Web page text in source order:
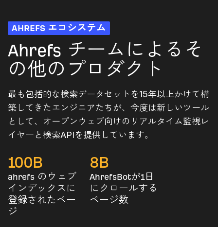
AHREFS エコシステム
Ahrefs チームによるそ
の他のプロダクト
最も包括的な検索データセットを15年以上かけて構
築してきたエンジニアたちが、今度は新しいツール
として、オープンウェブ向けのリアルタイム監視レ
イヤーと検索APIを提供しています。
100B
ahrefs のウェブ
インデックスに
登録されたペー
ジ
8B
AhrefsBotが1日
にクロールする
ページ数